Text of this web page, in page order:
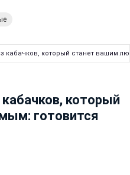
кабачков, который станет вашим
который
готовится